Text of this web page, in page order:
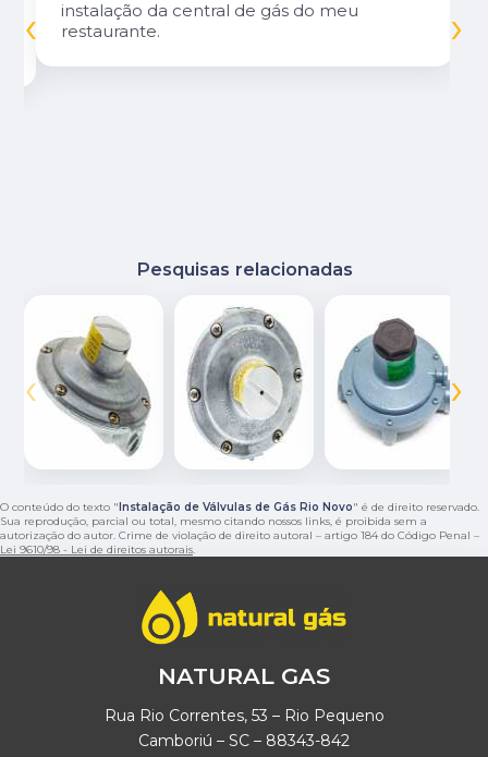
instalação da central de gás do meu
restaurante.
‹ ›
Pesquisas relacionadas
‹ ›
O conteúdo do texto "Instalação de Válvulas de Gás Rio Novo" é de direito reservado.
Sua reprodução, parcial ou total, mesmo citando nossos links, é proibida sem a
autorização do autor. Crime de violação de direito autoral – artigo 184 do Código Penal –
Lei 9610/98 - Lei de direitos autorais.
NATURAL GAS
Rua Rio Correntes, 53 – Rio Pequeno
Camboriú – SC – 88343-842